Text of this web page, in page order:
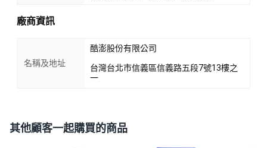
廠商資訊
名稱及地址
酷澎股份有限公司
台灣台北市信義區信義路五段7號13樓之
一
其他顧客一起購買的商品